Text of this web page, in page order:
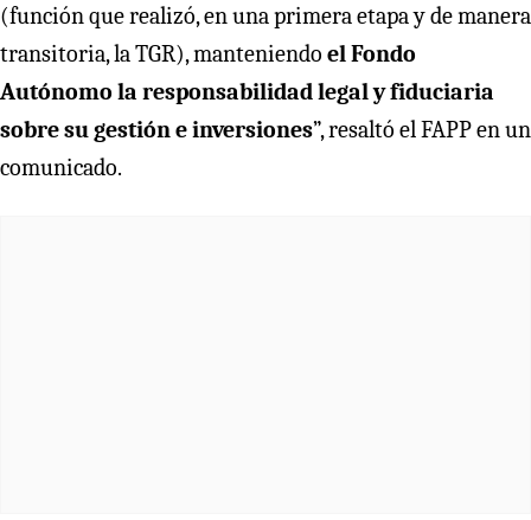
(función que realizó, en una primera etapa y de manera
transitoria, la TGR), manteniendo el Fondo
Autónomo la responsabilidad legal y fiduciaria
sobre su gestión e inversiones”, resaltó el FAPP en un
comunicado.